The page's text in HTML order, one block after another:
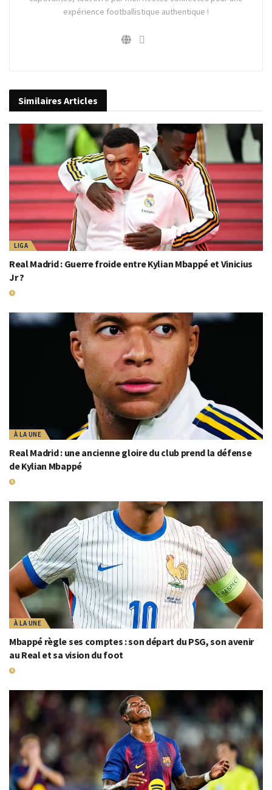
expérience footballistique authentique !
Similaires Articles
LIGA
Real Madrid : Guerre froide entre Kylian Mbappé et Vinicius
Jr ?
À LA UNE
Real Madrid : une ancienne gloire du club prend la défense
de Kylian Mbappé
À LA UNE
Mbappé règle ses comptes : son départ du PSG, son avenir
au Real et sa vision du foot